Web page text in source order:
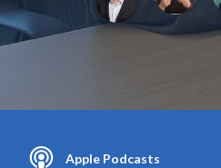
Apple Podcasts